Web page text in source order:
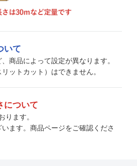
いて
商品によって設定が異なります。
ットカット）はできません。
について
ります。
ます。商品ページをご確認くださ